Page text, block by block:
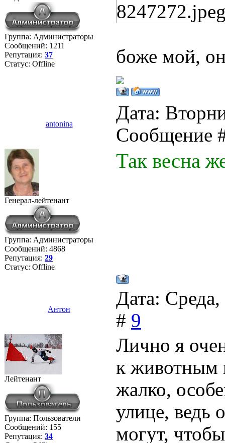
Группа: Администраторы
Сообщений: 1211
Репутация: 37
Статус: Offline боже мой,
antonina
Дата:
Сообщение
Генерал-лейтенант
Группа: Администраторы
Сообщений: 4868
Репутация: 29
Статус: Offline
Так весна
Антон
Дата:
# 9
Лейтенант
Группа: Пользователи
Сообщений: 155
Репутация: 34
Лично я
к животным
жалко,
улице, ведь
могут,